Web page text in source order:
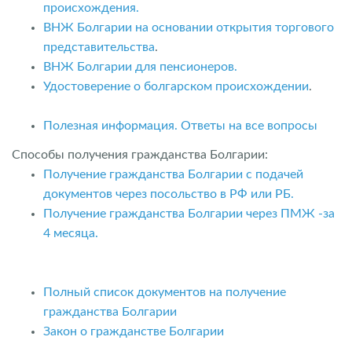
происхождения.
ВНЖ Болгарии на основании открытия торгового
представительства.
ВНЖ Болгарии для пенсионеров.
Удостоверение о болгарском происхождении.
Полезная информация. Ответы на все вопросы
Способы получения гражданства Болгарии:
Получение гражданства Болгарии с подачей
документов через посольство в РФ или РБ.
Получение гражданства Болгарии через ПМЖ -за
4 месяца.
Полный список документов на получение
гражданства Болгарии
Закон о гражданстве Болгарии